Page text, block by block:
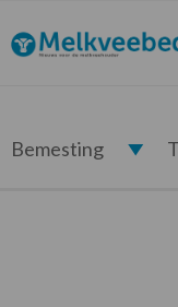
de
hoofdnavigatie
de
hoofd
de
eerste
de
voettekst
Melkveebedrijf.nl
Bemesting